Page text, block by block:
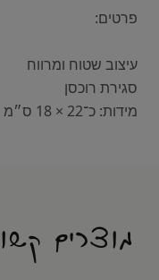
מידות: כ־22 × 18 ס״מ
מוצרים